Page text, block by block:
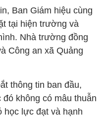
Ban Giám hiệu cùng
tại hiện trường và
Nhà trường đồng
Công an xã Quảng
thông tin ban đầu,
không có mâu thuẫn
học lực đạt và hạnh